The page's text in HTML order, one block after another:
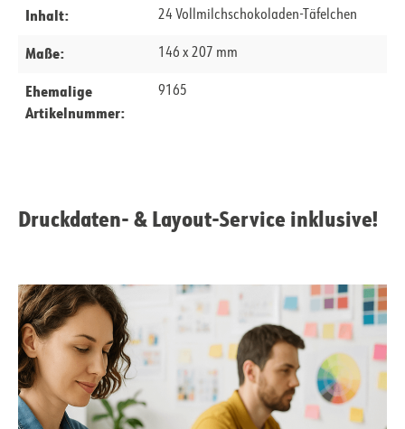
Inhalt: 24 Vollmilchschokoladen-Täfelchen
Maße: 146 x 207 mm
Ehemalige
Artikelnummer:
9165
Druckdaten- & Layout-Service inklusive!